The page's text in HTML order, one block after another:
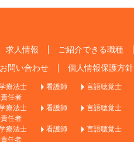
求人情報 ご紹介できる職種
お問い合わせ 個人情報保護方針
療法士 看護師 言語聴覚士
任者
療法士 看護師 言語聴覚士
任者
療法士 看護師 言語聴覚士
任者